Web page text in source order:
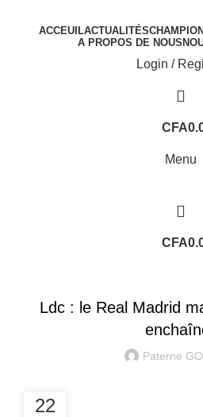
ACCEUILACTUALITÉS
A PROPOS DE NOUS
Login /
CFA
Menu
CFA
Ldc : le Real Madrid
Paterne
22